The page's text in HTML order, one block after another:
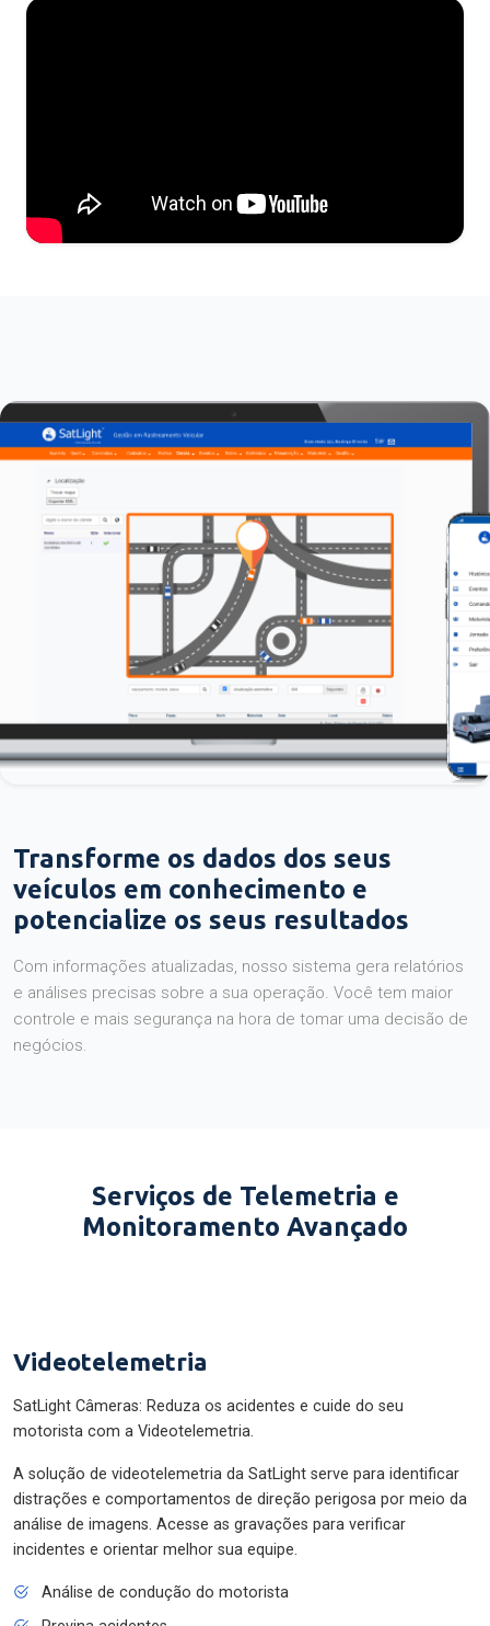
Transforme os dados dos seus
veículos em conhecimento e
potencialize os seus resultados
Com informações atualizadas, nosso sistema gera relatórios
e análises precisas sobre a sua operação. Você tem maior
controle e mais segurança na hora de tomar uma decisão de
negócios.
Serviços de Telemetria e
Monitoramento Avançado
Videotelemetria
SatLight Câmeras: Reduza os acidentes e cuide do seu
motorista com a Videotelemetria.
A solução de videotelemetria da SatLight serve para identificar
distrações e comportamentos de direção perigosa por meio da
análise de imagens. Acesse as gravações para verificar
incidentes e orientar melhor sua equipe.
Análise de condução do motorista